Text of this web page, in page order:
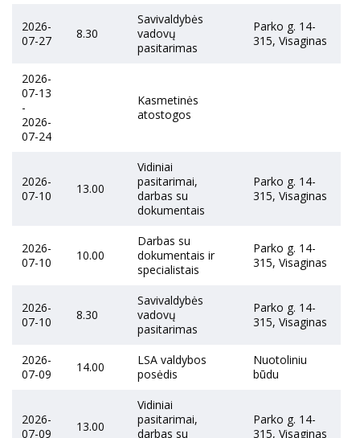
2026-
07-27
8.30
Savivaldybės
vadovų
pasitarimas
Parko g. 14-
315, Visaginas
2026-
07-13
-
2026-
07-24
Kasmetinės
atostogos
2026-
07-10
13.00
Vidiniai
pasitarimai,
darbas su
dokumentais
Parko g. 14-
315, Visaginas
2026-
07-10
10.00
Darbas su
dokumentais ir
specialistais
Parko g. 14-
315, Visaginas
2026-
07-10
8.30
Savivaldybės
vadovų
pasitarimas
Parko g. 14-
315, Visaginas
2026-
07-09
14.00
LSA valdybos
posėdis
Nuotoliniu
būdu
2026-
07-09
13.00
Vidiniai
pasitarimai,
darbas su
Parko g. 14-
315, Visaginas